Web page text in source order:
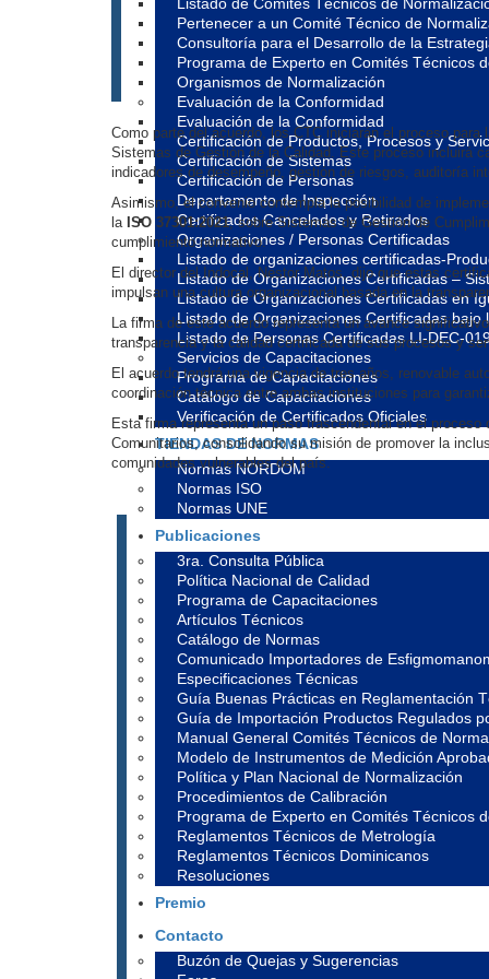
Pertenecer a un Comité Técnico de
Consultoría para el Desarrollo de la
Programa de Experto en Comités Técnicos
Organismos de Normalización
Evaluación de la Conformidad
Evaluación de la Conformidad
Certificación de Productos, Procesos y
Certificación de Sistemas
Certificación de Personas
Departamento de Inspección
Certificados Cancelados y Retirados
Organizaciones / Personas Certificadas
Listado de organizaciones certificadas-
Listado de Organizaciones Certificadas –
Listado de Organizaciones Certificadas en
Listado de Organizaciones Certificadas bajo
Listado de Personas Certificadas LI-DEC-
Servicios de Capacitaciones
Programa de Capacitaciones
Catálogo de Capacitaciones
Verificación de Certificados Oficiales
TIENDAS DE NORMAS
Normas NORDOM
Normas ISO
Normas UNE
Publicaciones
3ra. Consulta Pública
Política Nacional de Calidad
Programa de Capacitaciones
Artículos Técnicos
Catálogo de Normas
Comunicado Importadores de
Especificaciones Técnicas
Guía Buenas Prácticas en Reglamentación
Guía de Importación Productos Regulados
Manual General Comités Técnicos de
Modelo de Instrumentos de Medición
Política y Plan Nacional de Normalización
Procedimientos de Calibración
Programa de Experto en Comités Técnicos
Reglamentos Técnicos de Metrología
Reglamentos Técnicos Dominicanos
Resoluciones
Premio
Contacto
Buzón de Quejas y Sugerencias
Como parte del acuerdo, los CTC iniciarán el proceso
Sistemas de Gestión de la Calidad. Este proceso incluirá
indicadores de desempeño, gestión de riesgos, auditoría
Asimismo, el convenio contempla la posibilidad de
la ISO 37301:2021, sobre Sistemas de Gestión de
cumplimiento normativo.
El director del Indocal, Nestor Matos, dijo que estas
impulsan una cultura organizacional basada en la
La firma de este acuerdo representa un avance
transparencia y la calidad certificada de sus procesos y
El acuerdo tendrá una vigencia de tres años, renovable
coordinación técnica entre ambas instituciones para
Esta firma representa un paso trascendental en el
Comunitarios, consolidando su misión de promover la
comunidades vulnerables del país.